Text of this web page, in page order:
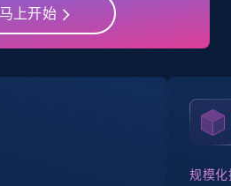
注册使用
information
Region, About,
马上开始
规模化